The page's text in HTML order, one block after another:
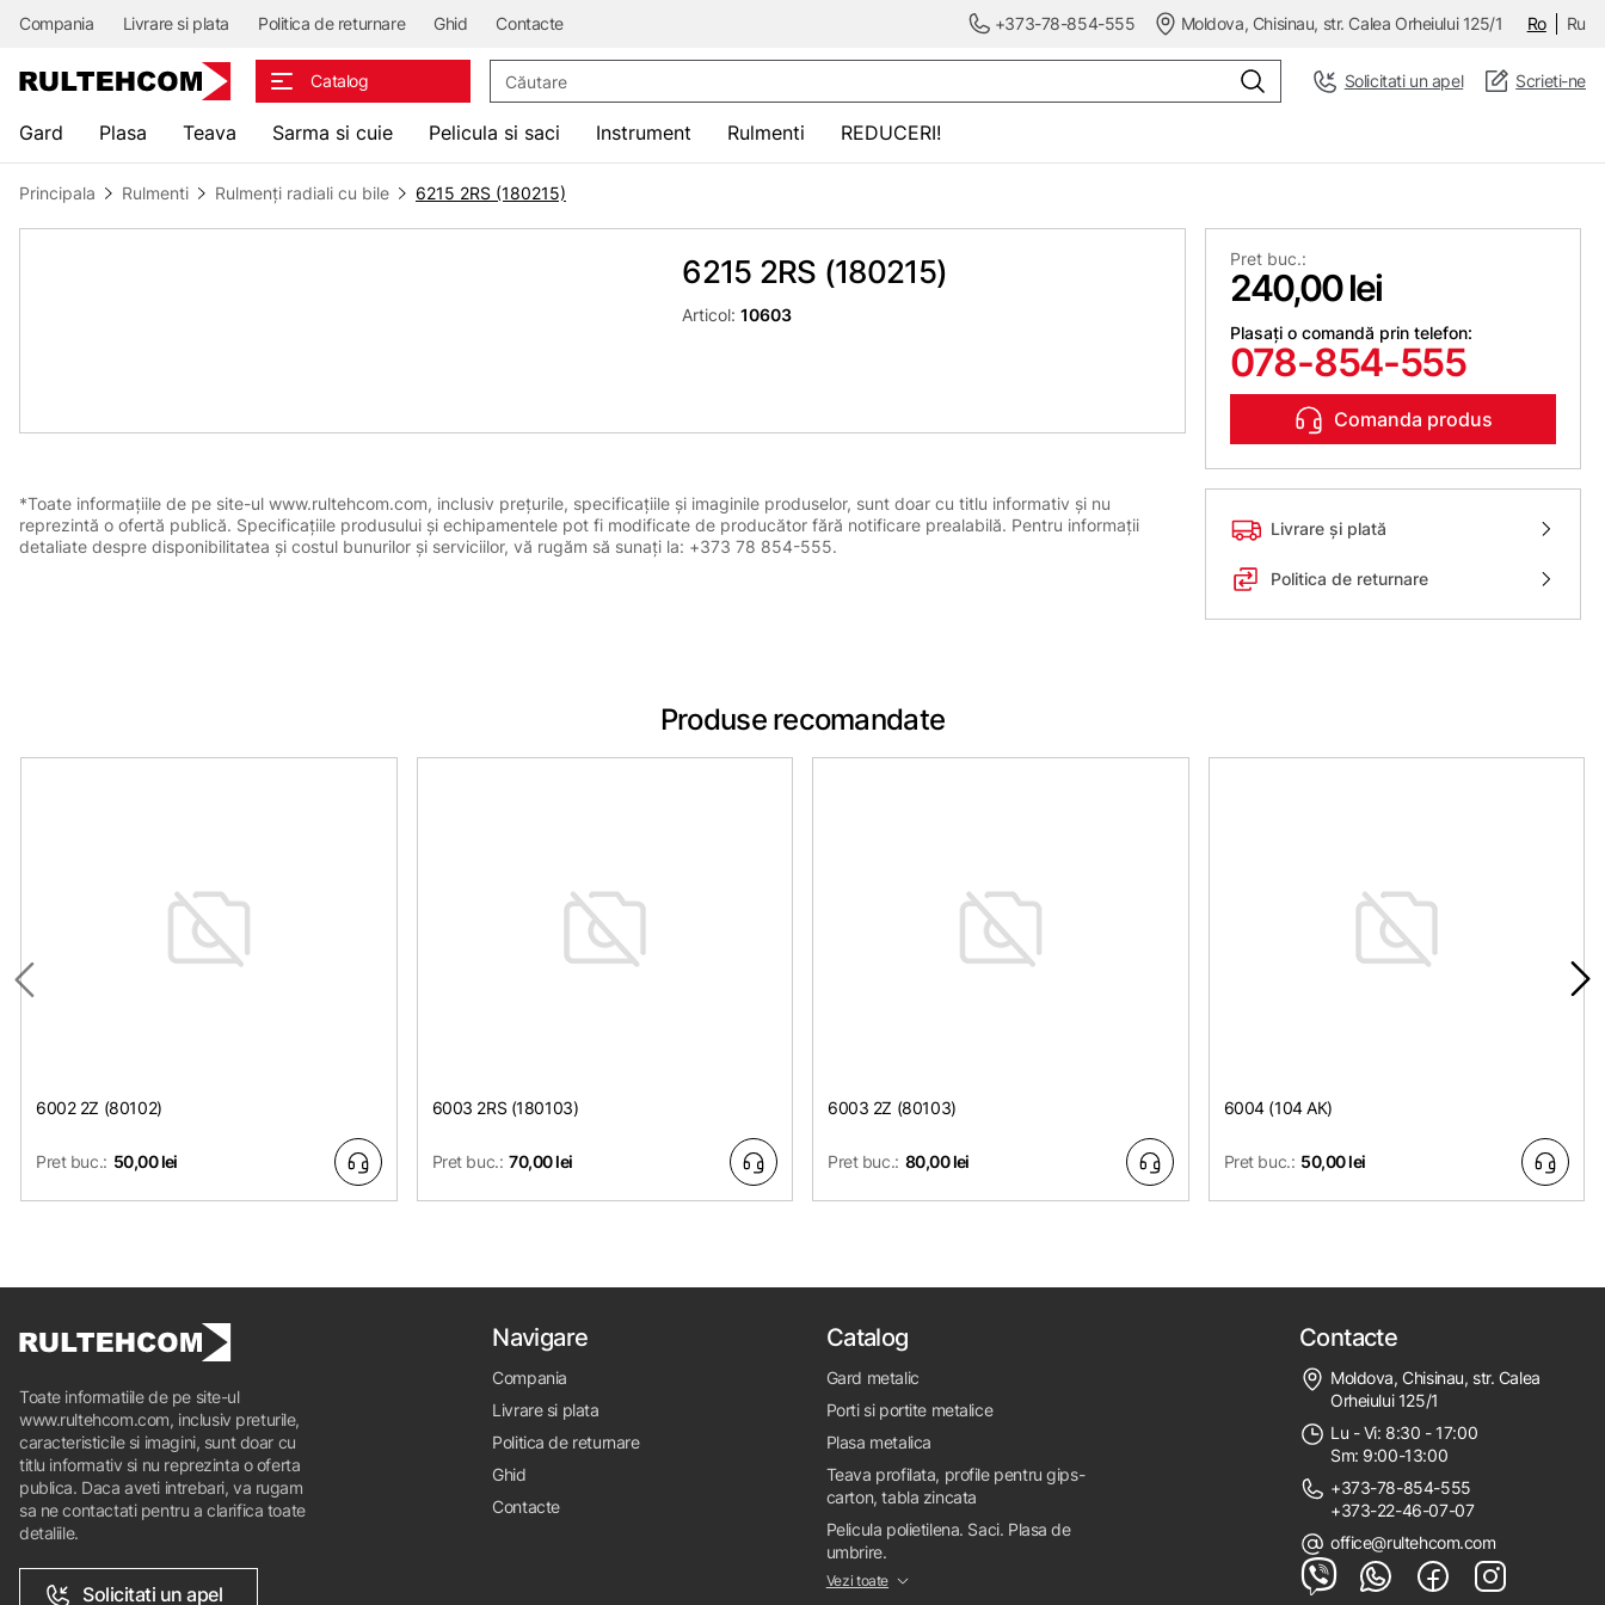
Compania Livrare si plata Politica de returnare Ghid Contacte +373-78-854-555 Moldova, Chisinau, str. Calea Orheiului 125/1 Ro Ru
Catalog Solicitati un apel Scrieti-ne
Gard Plasa Teava Sarma si cuie Pelicula si saci Instrument Rulmenti REDUCERI!
Principala Rulmenti Rulmenți radiali cu bile 6215 2RS (180215)
6215 2RS (180215)
Articol:10603
Pret buc.:
240,00 lei
Plasați o comandă prin telefon:
078-854-555
Comanda produs
Livrare și plată
Politica de returnare
*Toate informațiile de pe site-ul www.rultehcom.com, inclusiv prețurile, specificațiile și imaginile produselor, sunt doar cu titlu informativ și nu
reprezintă o ofertă publică. Specificațiile produsului și echipamentele pot fi modificate de producător fără notificare prealabilă. Pentru informații
detaliate despre disponibilitatea și costul bunurilor și serviciilor, vă rugăm să sunați la: +373 78 854-555.
Produse recomandate
6002 2Z (80102)
Pret buc.: 50,00 lei
6003 2RS (180103)
Pret buc.: 70,00 lei
6003 2Z (80103)
Pret buc.: 80,00 lei
6004 (104 АК)
Pret buc.: 50,00 lei
Toate informatiile de pe site-ul
www.rultehcom.com, inclusiv preturile,
caracteristicile si imagini, sunt doar cu
titlu informativ si nu reprezinta o oferta
publica. Daca aveti intrebari, va rugam
sa ne contactati pentru a clarifica toate
detaliile.
Solicitati un apel
Navigare
Compania
Livrare si plata
Politica de returnare
Ghid
Contacte
Catalog
Gard metalic
Porti si portite metalice
Plasa metalica
Teava profilata, profile pentru gips-
carton, tabla zincata
Pelicula polietilena. Saci. Plasa de
umbrire.
Vezi toate
Contacte
Moldova, Chisinau, str. Calea
Orheiului 125/1
Lu - Vi: 8:30 - 17:00
Sm: 9:00-13:00
+373-78-854-555
+373-22-46-07-07
office@rultehcom.com